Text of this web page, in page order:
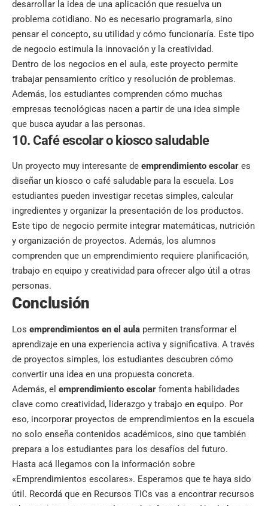
desarrollar la idea de una aplicación que resuelva un
problema cotidiano. No es necesario programarla, sino
pensar el concepto, su utilidad y cómo funcionaría. Este tipo
de negocio estimula la innovación y la creatividad.
Dentro de los negocios en el aula, este proyecto permite
trabajar pensamiento crítico y resolución de problemas.
Además, los estudiantes comprenden cómo muchas
empresas tecnológicas nacen a partir de una idea simple
que busca ayudar a las personas.
10. Café escolar o kiosco saludable
Un proyecto muy interesante de emprendimiento escolar es
diseñar un kiosco o café saludable para la escuela. Los
estudiantes pueden investigar recetas simples, calcular
ingredientes y organizar la presentación de los productos.
Este tipo de negocio permite integrar matemáticas, nutrición
y organización de proyectos. Además, los alumnos
comprenden que un emprendimiento requiere planificación,
trabajo en equipo y creatividad para ofrecer algo útil a otras
personas.
Conclusión
Los emprendimientos en el aula permiten transformar el
aprendizaje en una experiencia activa y significativa. A través
de proyectos simples, los estudiantes descubren cómo
convertir una idea en una propuesta concreta.
Además, el emprendimiento escolar fomenta habilidades
clave como creatividad, liderazgo y trabajo en equipo. Por
eso, incorporar proyectos de emprendimientos en la escuela
no solo enseña contenidos académicos, sino que también
prepara a los estudiantes para los desafíos del futuro.
Hasta acá llegamos con la información sobre
«Emprendimientos escolares». Esperamos que te haya sido
útil. Recordá que en Recursos TICs vas a encontrar recursos